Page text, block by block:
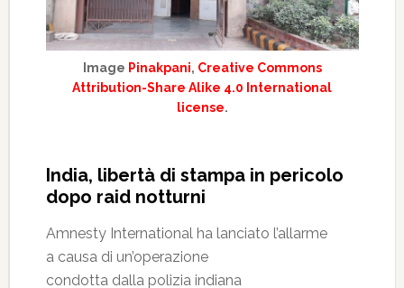
Image Pinakpani, Creative Commons
Attribution-Share Alike 4.0 International
license.
India, libertà di stampa in pericolo
dopo raid notturni
Amnesty International ha lanciato l’allarme
a causa di un’operazione
condotta dalla polizia indiana